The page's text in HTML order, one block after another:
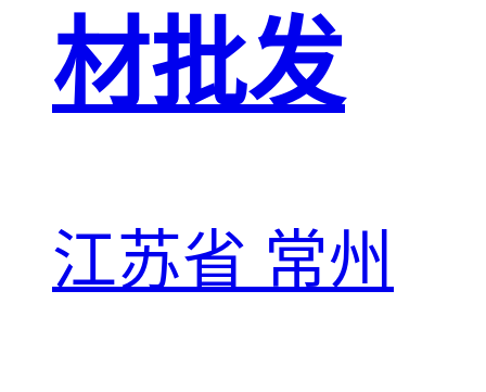
材批发
江苏省 常州